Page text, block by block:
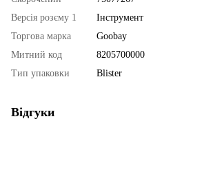
Версія розєму 1
Інструмент
Торгова марка
Goobay
Митний код
8205700000
Тип упаковки
Blister
Відгуки